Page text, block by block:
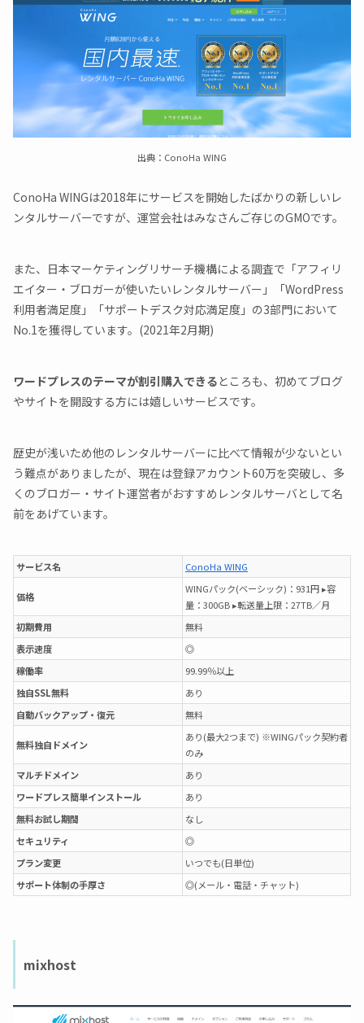
出典：ConoHa WING
ConoHa WINGは2018年にサービスを開始したばかりの新しいレ
ンタルサーバーですが、運営会社はみなさんご存じのGMOです。
また、日本マーケティングリサーチ機構による調査で「アフィリ
エイター・ブロガーが使いたいレンタルサーバー」「WordPress
利用者満足度」「サポートデスク対応満足度」の3部門において
No.1を獲得しています。(2021年2月期)
ワードプレスのテーマが割引購入できる ところも、初めてブログ
やサイトを開設する方には嬉しいサービスです。
歴史が浅いため他のレンタルサーバーに比べて情報が少ないとい
う難点がありましたが、現在は登録アカウント60万を突破し、多
くのブロガー・サイト運営者がおすすめレンタルサーバとして名
前をあげています。
サービス名 ConoHa WING
価格
WINGパック(ベーシック)：931円 ▸容
量：300GB ▸転送量上限：27TB／月
初期費用
無料
表示速度
◎
稼働率
99.99％以上
独自SSL無料
あり
自動バックアップ・復元
無料
無料独自ドメイン
あり(最大2つまで) ※WINGパック契約者
のみ
マルチドメイン
あり
ワードプレス簡単インストール
あり
無料お試し期間
なし
セキュリティ
◎
プラン変更
いつでも(日単位)
サポート体制の手厚さ
◎(メール・電話・チャット)
mixhost